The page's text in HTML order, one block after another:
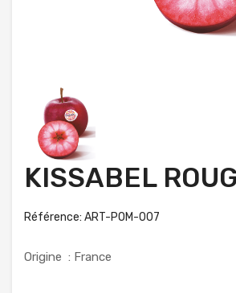
KISSABEL
Référence: ART-POM-007
Origine : France